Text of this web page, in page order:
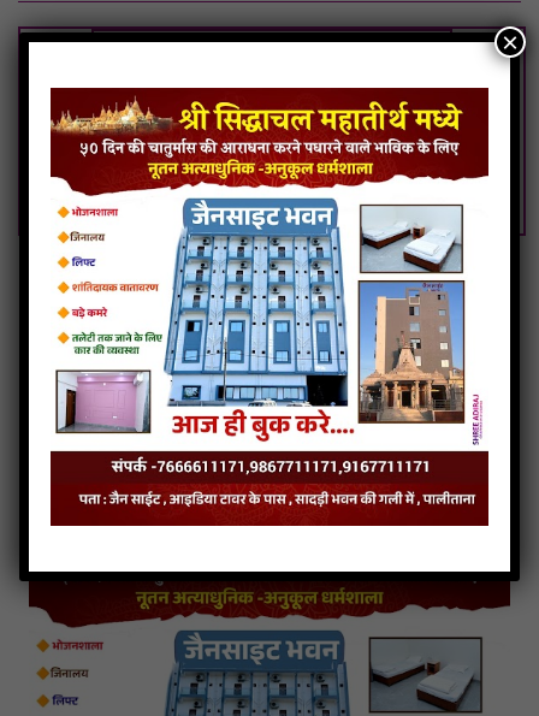
Guruji Bade Gyani Sunave Veer Vani
×